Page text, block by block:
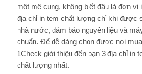
một mê cung, không biết đâu là đơn vị
địa chỉ in tem chất lượng chỉ khi được
nhà nước, đảm bảo nguyên liệu và
chuẩn. Để dễ dàng chọn được nơi
1Check giới thiệu đến bạn 3 địa chỉ in
chất lượng nhất.